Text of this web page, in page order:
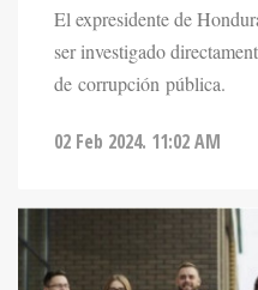
El expresidente de
ser investigado
de corrupción pública.
02 Feb 2024. 11:02 AM